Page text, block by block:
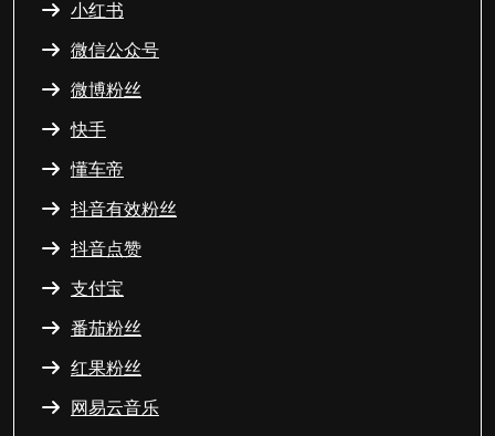
小红书
微信公众号
微博粉丝
快手
懂车帝
抖音有效粉丝
抖音点赞
支付宝
番茄粉丝
红果粉丝
网易云音乐